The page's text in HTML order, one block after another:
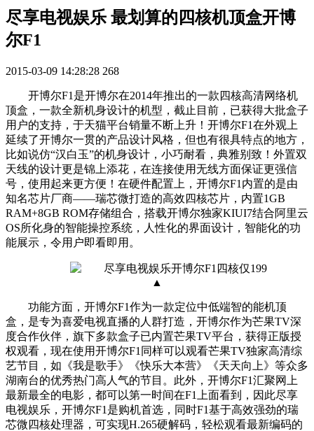
尽享电视娱乐 最划算的四核机顶盒开博
尔F1
2015-03-09 14:28:28 268
开博尔F1是开博尔在2014年推出的一款四核高清网络机
顶盒，一款全新机身设计的机型，截止目前，已获得大批盒子
用户的支持，于天猫平台销量不断上升！开博尔F1在外观上
延续了开博尔一贯的产品设计风格，但也有很具特点的地方，
比如说仿“汉白玉”的机身设计，小巧耐看，典雅别致！外置双
天线的设计更是锦上添花，在连接使用无线方面保证更强信
号，使用起来更方便！在硬件配置上，开博尔F1内置的是由
知名芯片厂商——瑞芯微打造的高效四核芯片，内置1GB
RAM+8GB ROM存储组合，搭载开博尔独家KIUI7结合阿里云
OS所化身的智能操控系统，人性化的界面设计，智能化的功
能展示，令用户即看即用。
▲
功能方面，开博尔F1作为一款定位中低端智的能机顶
盒，是专为喜爱电视直播的人群打造，开博尔作为芒果TV深
度合作伙伴，旗下多款盒子已内置芒果TV平台，获得正版授
权观看，现在使用开博尔F1同样可以观看芒果TV独家高清综
艺节目，如《我是歌手》《快乐大本营》《天天向上》等众多
湖南台的优秀热门高人气的节目。此外，开博尔F1汇聚网上
最新最全的电影，都可以第一时间在F1上面看到，因此尽享
电视娱乐，开博尔F1是购机首选，同时F1基于高效强劲的瑞
芯微四核处理器，可实现H.265硬解码，轻松观看最新编码的